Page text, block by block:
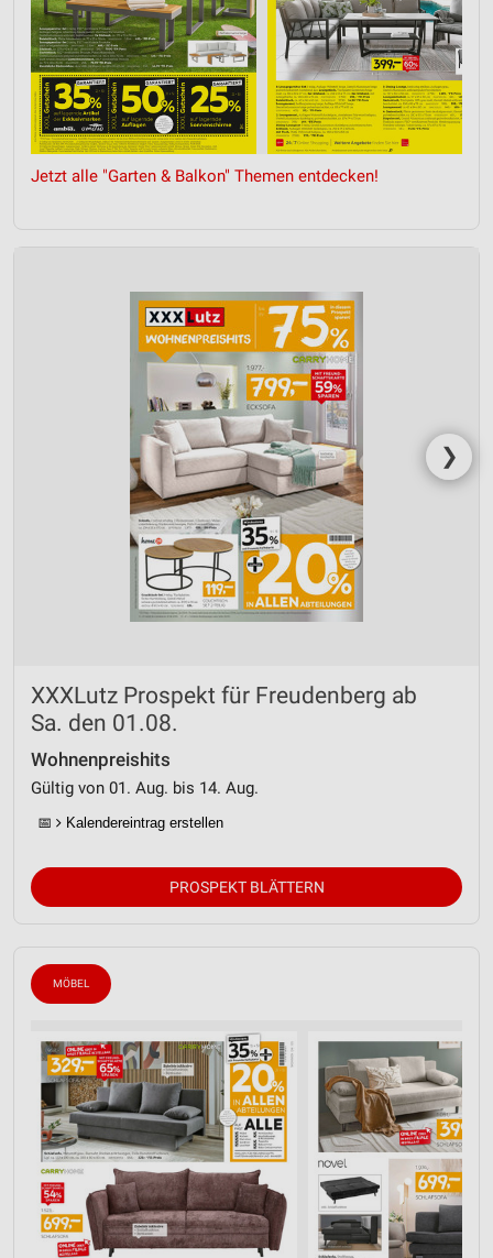
Jetzt alle "Garten & Balkon" Themen entdecken!
❯
XXXLutz Prospekt für Freudenberg ab
Sa. den 01.08.
Wohnenpreishits
Gültig von 01. Aug. bis 14. Aug.
📅 Kalendereintrag erstellen
PROSPEKT BLÄTTERN
MÖBEL